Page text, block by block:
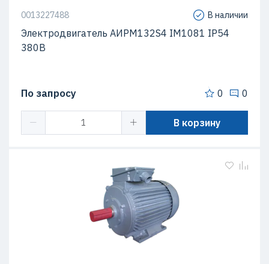
0013227488 В наличии
Электродвигатель АИРМ132S4 IM1081 IP54
380В
По запросу 0 0
В корзину